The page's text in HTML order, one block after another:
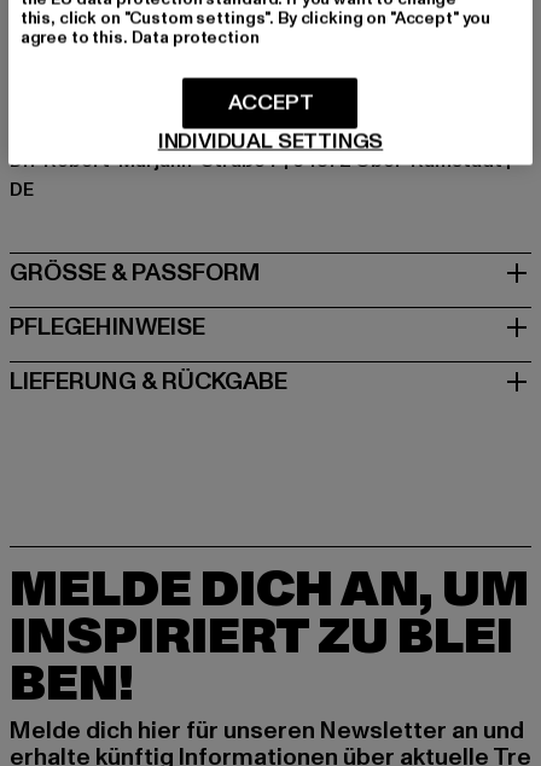
Hersteller Farbe: black
Materialzusammensetzung: 100% Baumwolle
Art.Nr: TB1562-00007
Hersteller: TB International GmbH |info@tbint.de
Dr.-Robert-Murjahn-Straße 7 | 64372 Ober-Ramstadt |
DE
GRÖSSE & PASSFORM
PFLEGEHINWEISE
LIEFERUNG & RÜCKGABE
MELDE DICH AN, UM
INSPIRIERT ZU BLEI
BEN!
Melde dich hier für unseren Newsletter an und
erhalte künftig Informationen über aktuelle Tre
this, click on "Custom settings". By clicking on "Accept" you
agree to this. Data protection
INDIVIDUAL SETTINGS
ACCEPT